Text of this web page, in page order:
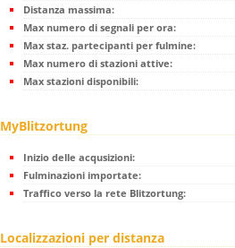
Distanza massima:
Max numero di segnali per ora:
Max staz. partecipanti per fulmine:
Max numero di stazioni attive:
Max stazioni disponibili:
MyBlitzortung
Inizio delle acqusizioni:
Fulminazioni importate:
Traffico verso la rete Blitzortung:
Localizzazioni per distanza